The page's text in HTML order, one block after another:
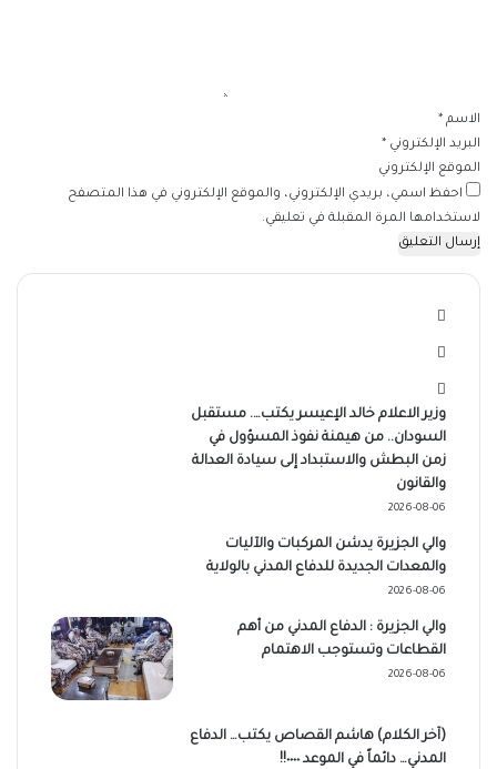
الاسم *
البريد الإلكتروني *
الموقع الإلكتروني
احفظ اسمي، بريدي الإلكتروني، والموقع الإلكتروني في هذا المتصفح
لاستخدامها المرة المقبلة في تعليقي.
وزير الاعلام خالد الإعيسر يكتب…. مستقبل
السودان.. من هيمنة نفوذ المسؤول في
زمن البطش والاستبداد إلى سيادة العدالة
والقانون
2026-08-06
والي الجزيرة يدشن المركبات والآليات
والمعدات الجديدة للدفاع المدني بالولاية
2026-08-06
والي الجزيرة : الدفاع المدني من أهم
القطاعات وتستوجب الاهتمام
2026-08-06
(آخر الكلام) هاشم القصاص يكتب… الدفاع
المدني… دائماً في الموعد ٠٠٠٠!!